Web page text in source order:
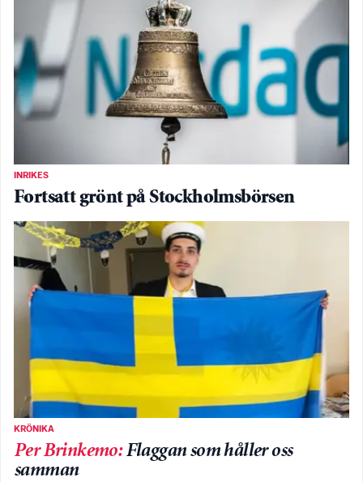
INRIKES
Fortsatt grönt på Stockholmsbörsen
KRÖNIKA
Per Brinkemo:Flaggan som håller oss
samman